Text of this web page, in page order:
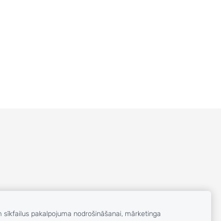
sīkfailus pakalpojuma nodrošināšanai, mārketinga